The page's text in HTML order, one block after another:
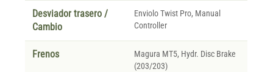
Desviador trasero /
Cambio
Enviolo Twist Pro, Manual
Controller
Frenos
Magura MT5, Hydr. Disc Brake
(203/203)